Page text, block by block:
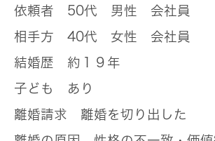
依頼者 50代 男性 会社員
相手方 40代 女性 会社員
結婚歴 約１９年
子ども あり
離婚請求 離婚を切り出した